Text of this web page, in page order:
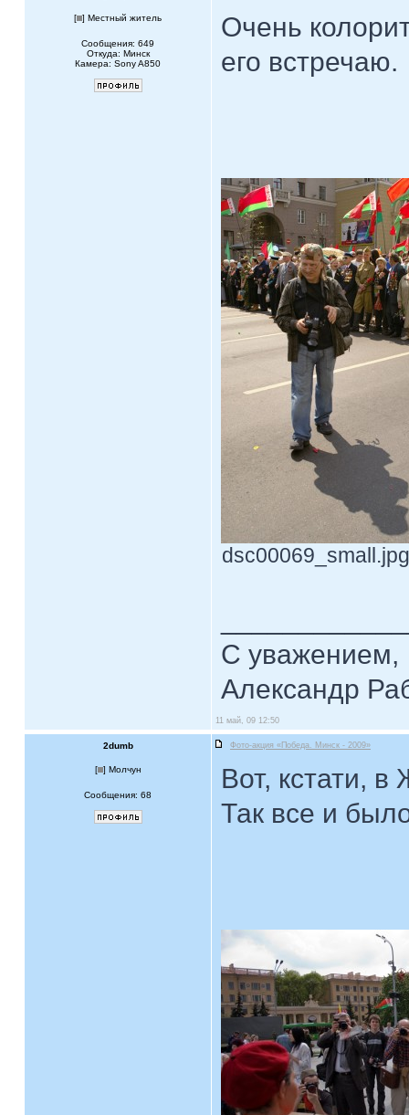
[ ] Местный житель
Сообщения: 649
Откуда: Минск
Камера: Sony A850
Очень
его встречаю.
С уважением,
Александр
11 май, 09 12:50
2dumb Фото-акция «Победа. Минск - 2009»
[ ] Молчун
Сообщения: 68
Вот, кстати,
Так все и